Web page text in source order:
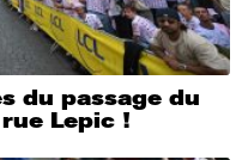
du passage du
Lepic !